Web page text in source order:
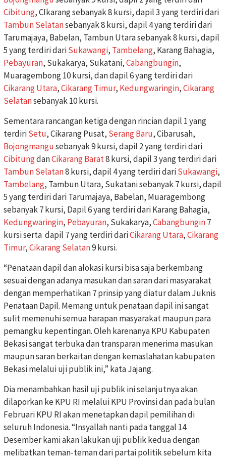
Cibitung, CIkarang sebanyak 8 kursi, dapil 3 yang terdiri dari
Tambun Selatansebanyak 8 kursi, dapil 4 yang terdiri dari
Tarumajaya, Babelan, Tambun Utara sebanyak 8 kursi, dapil
5 yang terdiri dariSukawangi, Tambelang, Karang Bahagia,
Pebayuran, Sukakarya, Sukatani,Cabangbungin,
Muaragembong 10 kursi, dan dapil 6 yang terdiri dari
Cikarang Utara,Cikarang Timur, Kedungwaringin,Cikarang
Selatansebanyak 10 kursi.
Sementara rancangan ketiga dengan rincian dapil 1 yang
terdiriSetu, Cikarang Pusat, Serang Baru, Cibarusah,
Bojongmangusebanyak 9 kursi, dapil 2 yang terdiri dari
CibitungdanCikarang Barat8 kursi, dapil 3 yang terdiri dari
Tambun Selatan8 kursi, dapil 4 yang terdiri dariSukawangi,
Tambelang, Tambun Utara, Sukatani sebanyak 7 kursi, dapil
5 yang terdiri dari Tarumajaya, Babelan, Muaragembong
sebanyak 7 kursi, Dapil 6 yang terdiri dari Karang Bahagia,
Kedungwaringin, Pebayuran, Sukakarya,Cabangbungin7
kursi serta dapil 7 yang terdiri dariCikarang Utara,Cikarang
Timur,Cikarang Selatan9 kursi.
“Penataan dapil dan alokasi kursi bisa saja berkembang
sesuai dengan adanya masukan dan saran dari masyarakat
dengan memperhatikan 7 prinsip yang diatur dalam Juknis
Penataan Dapil. Memang untuk penataan dapil ini sangat
sulit memenuhi semua harapan masyarakat maupun para
pemangku kepentingan. Oleh karenanya KPU Kabupaten
Bekasi sangat terbuka dan transparan menerima masukan
maupun saran berkaitan dengan kemaslahatan kabupaten
Bekasi melalui uji publik ini,” kata Jajang.
Dia menambahkan hasil uji publik ini selanjutnya akan
dilaporkan ke KPU RI melalui KPU Provinsi dan pada bulan
Februari KPU RI akan menetapkan dapil pemilihan di
seluruh Indonesia. “Insyallah nanti pada tanggal 14
Desember kami akan lakukan uji publik kedua dengan
melibatkan teman-teman dari partai politik sebelum kita